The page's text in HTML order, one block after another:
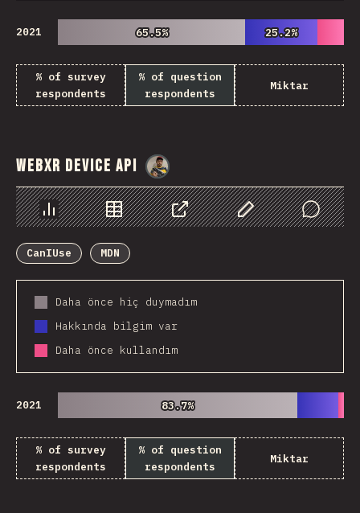
2021 65.5%
65.5% 25.2%
25.2%
% of survey
respondents
% of question
respondents
Miktar
WebXR Device API
Chart Data Share Customize Data
Comments
CanIUse
MDN
Daha önce hiç duymadım
Hakkında bilgim var
Daha önce kullandım
2021 83.7%
83.7%
% of survey
respondents
% of question
respondents
Miktar